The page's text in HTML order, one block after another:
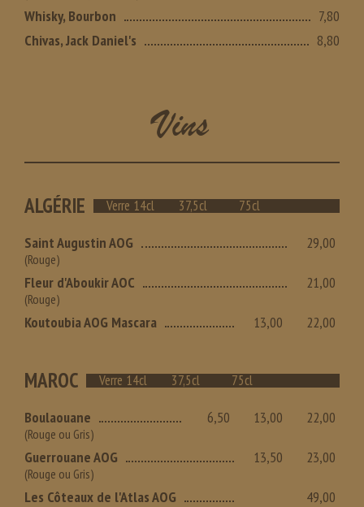
Whisky, Bourbon
7,80
Chivas, Jack Daniel's
8,80
Vins
ALGÉRIE Verre 14cl 37,5cl 75cl
Saint Augustin AOG 29,00
(Rouge)
Fleur d'Aboukir AOC 21,00
(Rouge)
Koutoubia AOG Mascara 13,00 22,00
MAROC Verre 14cl 37,5cl 75cl
Boulaouane 6,50 13,00 22,00
(Rouge ou Gris)
Guerrouane AOG 13,50 23,00
(Rouge ou Gris)
Les Côteaux de l'Atlas AOG
49,00